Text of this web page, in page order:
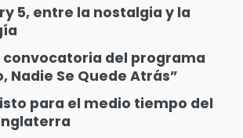
5, entre la nostalgia y la
convocatoria del programa
Nadie Se Quede Atrás”
para el medio tiempo del